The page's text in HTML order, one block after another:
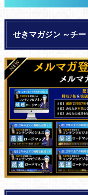
せきマガジン ～チ